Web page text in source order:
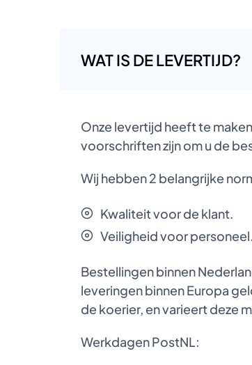
WAT IS DE LEVERTIJD?
Onze levertijd heeft te
voorschriften zijn om u de
Wij hebben 2 belangrijke
Kwaliteit voor de klant.
Veiligheid voor personeel.
Bestellingen binnen
leveringen binnen Europa
de koerier, en varieert deze
Werkdagen PostNL: